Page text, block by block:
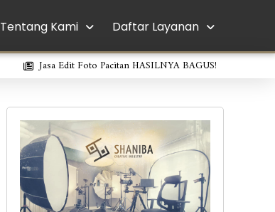
Tentang Kami Daftar Layanan
Jasa Edit Foto Pacitan HASILNYA BAGUS!